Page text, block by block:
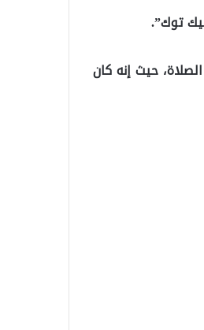
توك”.
حيث إنه كان